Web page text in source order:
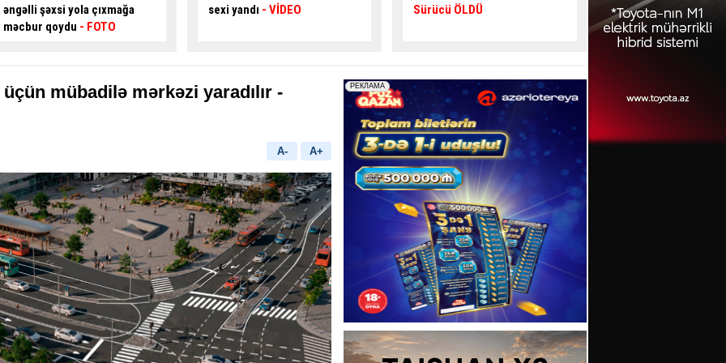
sexi yandı- VİDEO
Sürücü ÖLDÜ
verib,5 nəfər yaralanıb
gənc az qalaasfalta
yıxılacaqdı- VİDEO
mübadilə mərkəzi yaradılır -
A- A+